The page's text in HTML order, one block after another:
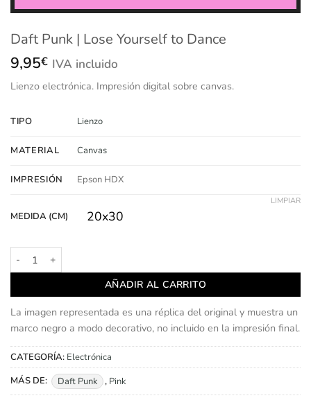
Daft Punk | Lose Yourself to Dance
9,95€ IVA incluido
Lienzo electrónica. Impresión digital sobre canvas.
TIPO Lienzo
MATERIAL Canvas
IMPRESIÓN Epson HDX
MEDIDA (CM) 20x30
LIMPIAR
Daft Punk | Lose Yourself to Dance cantidad
AÑADIR AL CARRITO
La imagen representada es una réplica del original y muestra un
marco negro a modo decorativo, no incluido en la impresión final.
CATEGORÍA: Electrónica
MÁS DE:
Daft Punk , Pink